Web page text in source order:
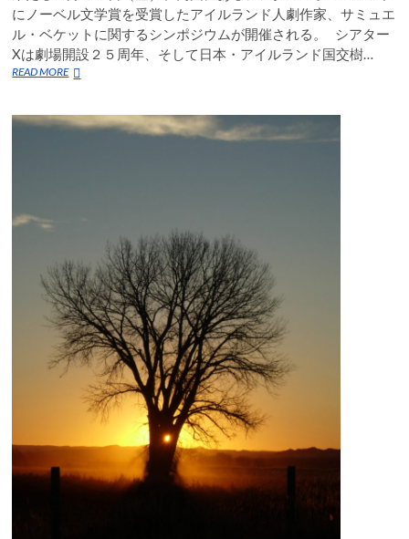
にノーベル文学賞を受賞したアイルランド人劇作家、サミュエ
ル・ベケットに関するシンポジウムが開催される。 シアター
Xは劇場開設２５周年、そして日本・アイルランド国交樹…
READ MOREシ
ー
ケ
ッ
ト
の
シ
ン
ポ
開